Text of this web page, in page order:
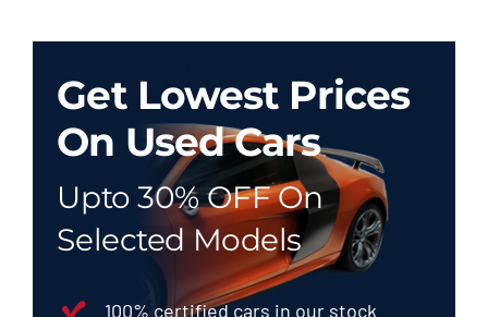
Get Lowest Prices
On Used Cars
Upto 30% OFF On
Selected Models
100% certified cars in our stock